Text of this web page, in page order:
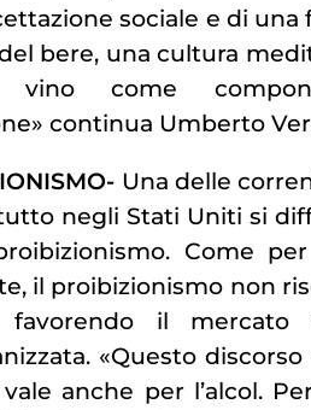
sociale e di una
bere, una cultura
come
continua Umberto
Una delle
negli Stati Uniti si
Come
il proibizionismo non
il mercato
«Questo
anche per l’alcol.